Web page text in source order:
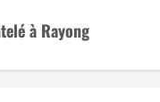
à Rayong